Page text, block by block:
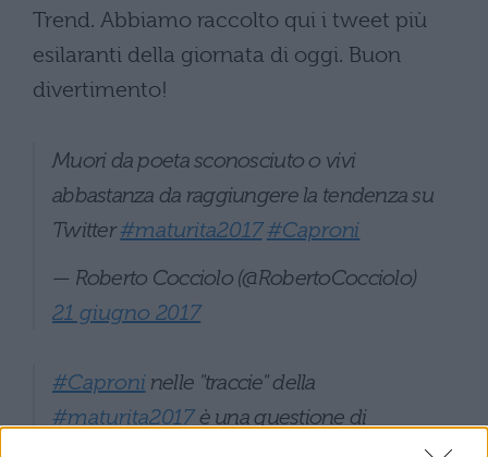
Trend. Abbiamo raccolto qui i tweet più
esilaranti della giornata di oggi. Buon
divertimento!
Muori da poeta sconosciuto o vivi
abbastanza da raggiungere la tendenza su
Twitter#maturita2017 #Caproni
— Roberto Cocciolo (@RobertoCocciolo)
21 giugno 2017
#Caproninelle "traccie" della
#maturita2017è una questione di